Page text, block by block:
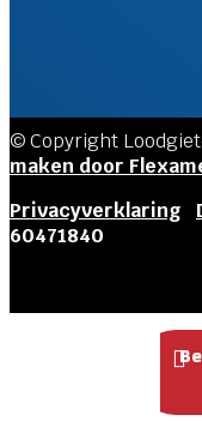
© Copyright
maken door
Privacyverklaring
60471840
